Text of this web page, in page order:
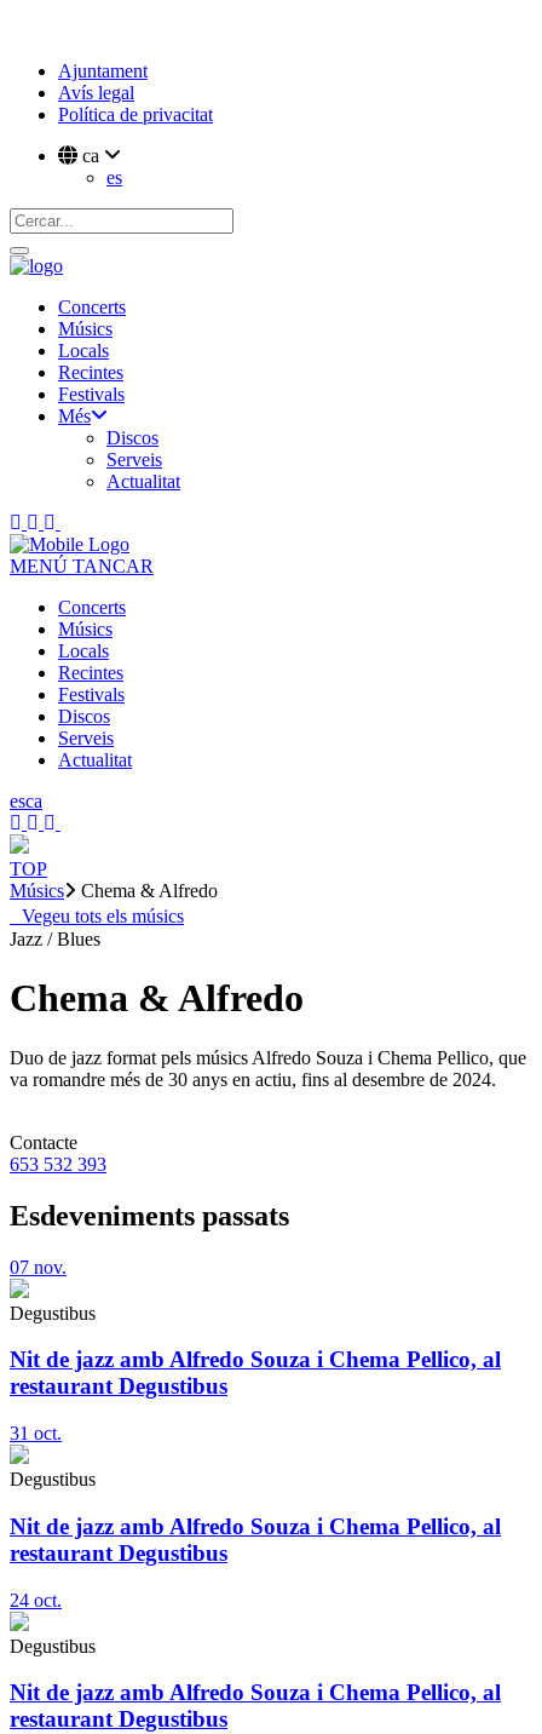
Ajuntament
Avís legal
Política de privacitat
ca
es
Concerts
Músics
Locals
Recintes
Festivals
Més
Discos
Serveis
Actualitat
MENÚ TANCAR
Concerts
Músics
Locals
Recintes
Festivals
Discos
Serveis
Actualitat
esca
TOP
Músics
Chema & Alfredo
Vegeu tots els músics
Jazz / Blues
Chema & Alfredo
Duo de jazz format pels músics Alfredo Souza i Chema Pellico, que
va romandre més de 30 anys en actiu, fins al desembre de 2024.
Contacte
653 532 393
Esdeveniments passats
07 nov.
Degustibus
Nit de jazz amb Alfredo Souza i Chema Pellico, al
restaurant Degustibus
31 oct.
Degustibus
Nit de jazz amb Alfredo Souza i Chema Pellico, al
restaurant Degustibus
24 oct.
Degustibus
Nit de jazz amb Alfredo Souza i Chema Pellico, al
restaurant Degustibus